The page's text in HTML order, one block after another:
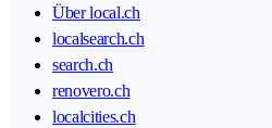
Über local.ch
localsearch.ch
search.ch
renovero.ch
localcities.ch